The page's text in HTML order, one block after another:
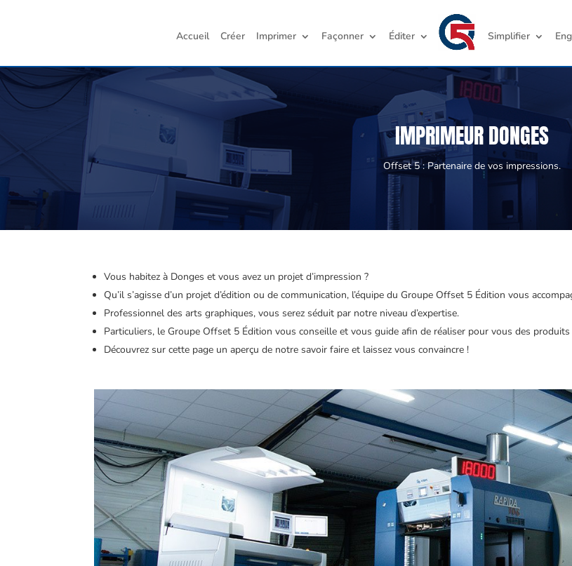
Accueil Créer Imprimer Façonner Éditer Simplifier
IMPRIMEUR DONGES
Offset 5 : Partenaire de vos impressions.
Vous habitez à Donges et vous avez un projet d’impression ?
Qu’il s’agisse d’un projet d’édition ou de communication, l’équipe du Groupe Offset 5 Édition vous
Professionnel des arts graphiques, vous serez séduit par notre niveau d’expertise.
Particuliers, le Groupe Offset 5 Édition vous conseille et vous guide afin de réaliser pour vous des produits
Découvrez sur cette page un aperçu de notre savoir faire et laissez vous convaincre !